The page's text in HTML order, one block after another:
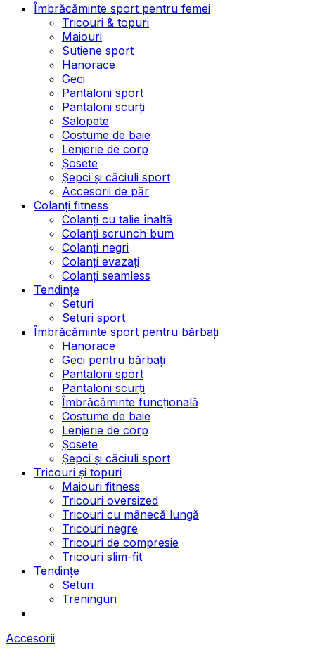
Îmbrăcăminte sport pentru femei
Tricouri & topuri
Maiouri
Sutiene sport
Hanorace
Geci
Pantaloni sport
Pantaloni scurți
Salopete
Costume de baie
Lenjerie de corp
Șosete
Șepci și căciuli sport
Accesorii de păr
Colanți fitness
Colanți cu talie înaltă
Colanți scrunch bum
Colanți negri
Colanți evazați
Colanți seamless
Tendințe
Seturi
Seturi sport
Îmbrăcăminte sport pentru bărbați
Hanorace
Geci pentru bărbați
Pantaloni sport
Pantaloni scurți
Îmbrăcăminte funcțională
Costume de baie
Lenjerie de corp
Șosete
Șepci și căciuli sport
Tricouri și topuri
Maiouri fitness
Tricouri oversized
Tricouri cu mânecă lungă
Tricouri negre
Tricouri de compresie
Tricouri slim-fit
Tendințe
Seturi
Treninguri
Accesorii